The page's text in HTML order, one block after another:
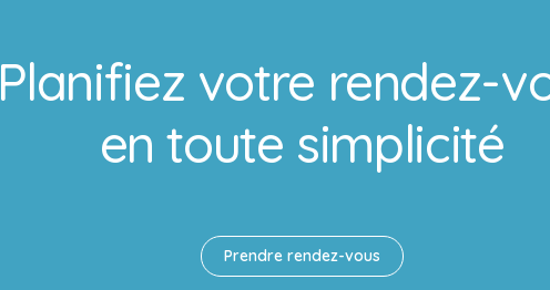
Planifiez votre rendez-
en toute simplicité
Prendre rendez-vous